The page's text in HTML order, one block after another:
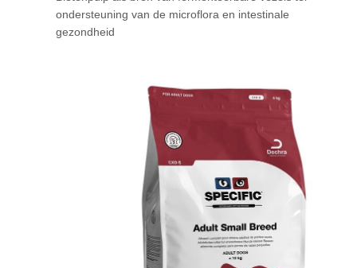
ondersteuning van de microflora en intestinale
gezondheid